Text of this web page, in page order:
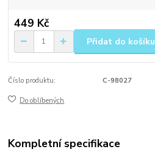
449 Kč
Přidat do košíku
Číslo produktu: C-98027
Do oblíbených
Kompletní specifikace